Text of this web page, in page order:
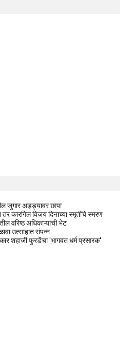
जुगार अड्ड्यावर छापा
कारगिल विजय दिनाच्या स्मृतींचे स्मरण
वरिष्ठ अधिकाऱ्यांची भेट
उत्साहात संपन्न
शहाजी फुरडेंचा 'भागवत धर्म प्रसारक'